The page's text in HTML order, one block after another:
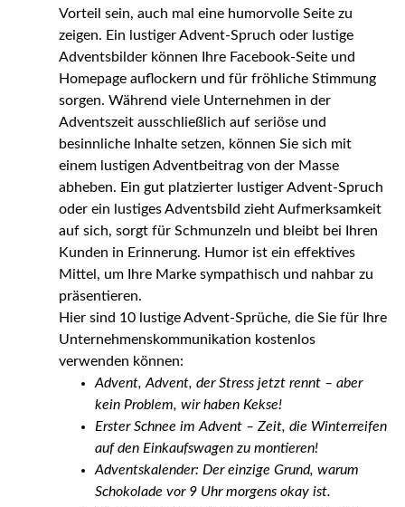
Vorteil sein, auch mal eine humorvolle Seite zu
zeigen. Ein lustiger Advent-Spruch oder lustige
Adventsbilder können Ihre Facebook-Seite und
Homepage auflockern und für fröhliche Stimmung
sorgen. Während viele Unternehmen in der
Adventszeit ausschließlich auf seriöse und
besinnliche Inhalte setzen, können Sie sich mit
einem lustigen Adventbeitrag von der Masse
abheben. Ein gut platzierter lustiger Advent-Spruch
oder ein lustiges Adventsbild zieht Aufmerksamkeit
auf sich, sorgt für Schmunzeln und bleibt bei Ihren
Kunden in Erinnerung. Humor ist ein effektives
Mittel, um Ihre Marke sympathisch und nahbar zu
präsentieren.
Hier sind 10 lustige Advent-Sprüche, die Sie für Ihre
Unternehmenskommunikation kostenlos
verwenden können:
Advent, Advent, der Stress jetzt rennt – aber
kein Problem, wir haben Kekse!
Erster Schnee im Advent – Zeit, die Winterreifen
auf den Einkaufswagen zu montieren!
Adventskalender: Der einzige Grund, warum
Schokolade vor 9 Uhr morgens okay ist.